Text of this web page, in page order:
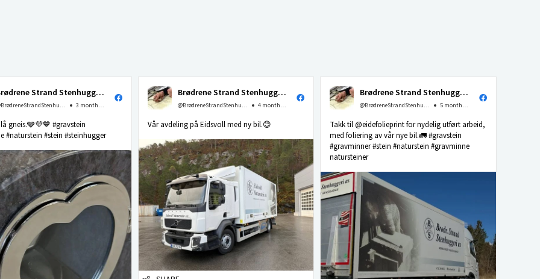
Brødrene Strand Stenhuggeri as
@BrødreneStrandStenhuggerias 3 months ago
gneis.🩶💜💙 #gravstein
#naturstein #stein #steinhugger
Brødrene Strand Stenhuggeri as
@BrødreneStrandStenhuggerias 4 months ago
Vår avdeling på Eidsvoll med ny bil.😊
Brødrene Strand Stenhuggeri as
@BrødreneStrandStenhuggerias 5 months ago
Takk til @eidefolieprint for nydelig utført arbeid,
med foliering av vår nye bil.🚛 #gravstein
#gravminner #stein #naturstein #gravminne
natursteiner